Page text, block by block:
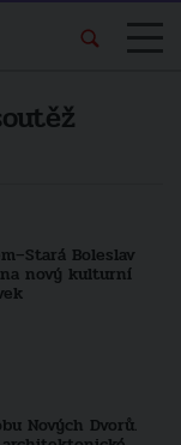
Boleslav
nový kulturní
Nových Dvorů.